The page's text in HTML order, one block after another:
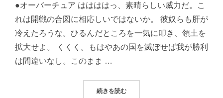
日:
●オーバーチュア ははははっ、素晴らしい威力だ。こ
れは開戦の合図に相応しいではないか。 彼奴らも肝が
冷えたろうな。ひるんだところを一気に叩き、領土を
拡大せよ。 くくく。もはやあの国を滅ぼせば我が勝利
は間違いなし。このまま …
続きを読む“TWITTER小説 その４５９”